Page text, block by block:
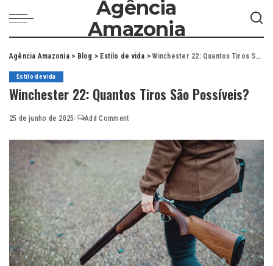
Agência
Amazonia
Agência Amazonia> Blog > Estilo de vida >Winchester 22: Quantos Tiros São Possíveis?
Estilo de vida
Winchester 22: Quantos Tiros São Possíveis?
25 de junho de 2025 Add Comment